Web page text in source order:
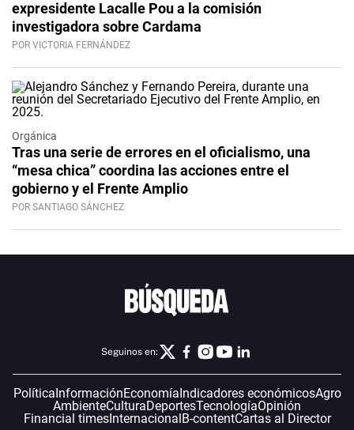
expresidente Lacalle Pou a la comisión
investigadora sobre Cardama
POR VICTORIA FERNÁNDEZ
Orgánica
Tras una serie de errores en el oficialismo, una
“mesa chica” coordina las acciones entre el
gobierno y el Frente Amplio
POR SANTIAGO SÁNCHEZ
Seguinos en:
PolíticaInformaciónEconomíaIndicadores económicosAgro
AmbienteCulturaDeportesTecnologíaOpinión
Financial timesInternacionalB-contentCartas al Director